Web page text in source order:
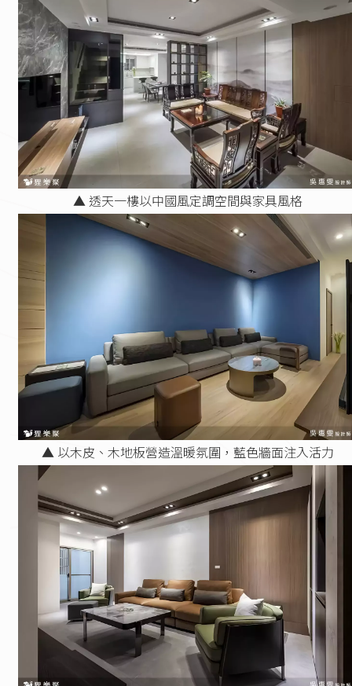
▲ 透天一樓以中國風定調空間與家具風格
▲ 以木皮、木地板營造溫暖氛圍，藍色牆面注入活力